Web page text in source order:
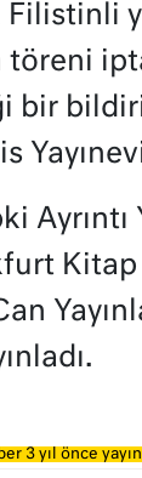
Filistinli
bir
Ayrıntı
Kitap
3 yıl önce